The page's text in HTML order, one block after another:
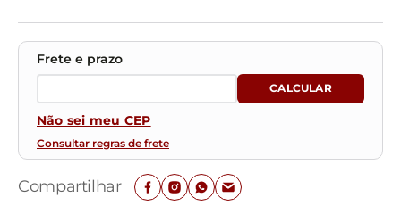
Não sei meu CEP
Consultar regras de frete
Compartilhar